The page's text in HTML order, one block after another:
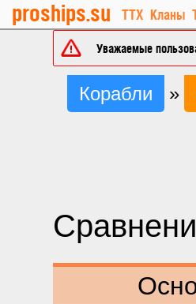
proships.su ТТХ Кланы
Уважаемые
Корабли »